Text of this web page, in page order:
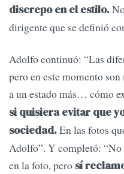
discrepo en el estilo.
dirigente que se definió
Adolfo continuó: “Las
pero en este momento
a un estado más… cómo
si quisiera evitar que
sociedad.En las fotos
Adolfo”. Y completó:
en la foto, pero sí